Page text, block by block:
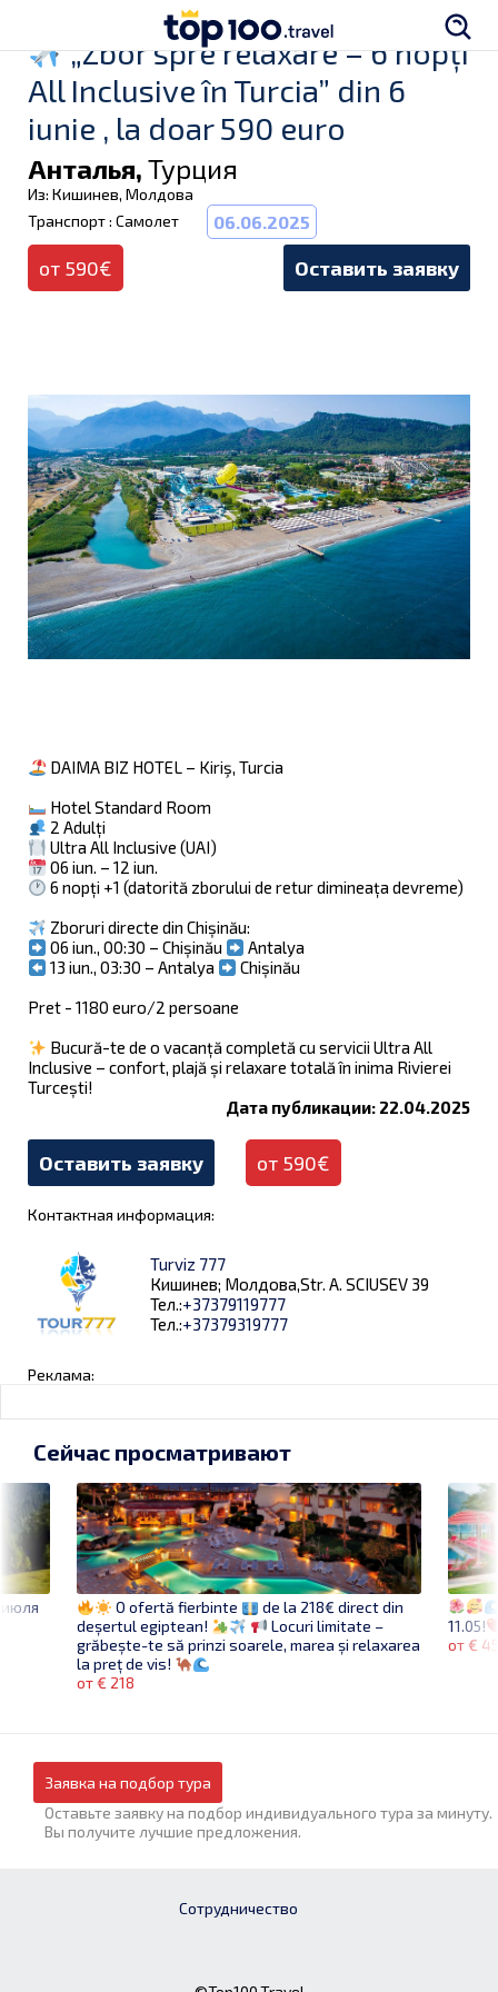
„Zbor spre relaxare – 6 nopți
All Inclusive în Turcia” din 6
iunie , la doar 590 euro
Анталья, Турция
Из: Кишинев, Молдова
Транспорт : Самолет
06.06.2025
от 590€ Оставить заявку
DAIMA BIZ HOTEL – Kiriş, Turcia
Hotel Standard Room
2 Adulți
Ultra All Inclusive (UAI)
06 iun. – 12 iun.
6 nopți +1 (datorită zborului de retur dimineața devreme)
Zboruri directe din Chișinău:
06 iun., 00:30 – Chișinău
Antalya
13 iun., 03:30 – Antalya
Chișinău
Pret - 1180 euro/2 persoane
Bucură-te de o vacanță completă cu servicii Ultra All
Inclusive – confort, plajă și relaxare totală în inima Rivierei
Turcești!
Дата публикации: 22.04.2025
Оставить заявку от 590€
Контактная информация:
Turviz 777
Кишинев; Молдова,Str. A. SCIUSEV 39
Тел.:+37379119777
Тел.:+37379319777
Реклама:
11.05!
от €
Сейчас просматривают
O ofertă fierbinte
de la 218€ direct din
deșertul egiptean!
Locuri limitate –
grăbește-te să prinzi soarele, marea și relaxarea
la preț de vis!
от € 218
Заявка на подбор тура
Оставьте заявку на подбор индивидуального тура за минуту.
Вы получите лучшие предложения.
Сотрудничество